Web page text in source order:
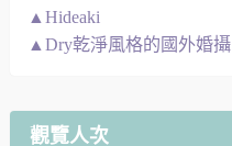
▲Hideaki
▲Dry乾淨風格的國外婚攝
觀覽人次